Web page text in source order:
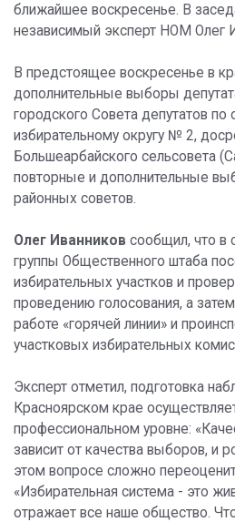
ближайшее воскресенье. В
независимый эксперт НОМ Олег
В предстоящее воскресенье в
дополнительные выборы
городского Совета депутатов
избирательному округу № 2,
Большеарбайского сельсовета
повторные и дополнительные
районных советов.
Олег Иванников сообщил, что в
группы Общественного штаба
избирательных участков и
проведению голосования, а
работе «горячей линии» и
участковых избирательных
Эксперт отметил, подготовка
Красноярском крае
профессиональном уровне:
зависит от качества выборов, и
этом вопросе сложно
«Избирательная система - это
отражает все наше общество.